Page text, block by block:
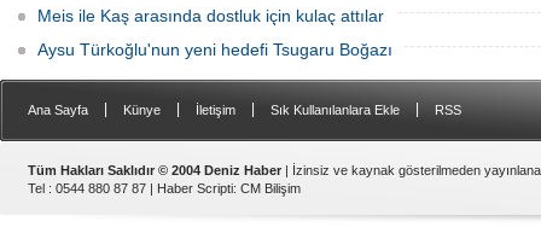
Meis ile Kaş arasında dostluk için kulaç attılar
Aysu Türkoğlu'nun yeni hedefi Tsugaru Boğazı
Ana Sayfa Künye İletişim Sık Kullanılanlara Ekle RSS
Tüm Hakları Saklıdır © 2004 Deniz Haber | İzinsiz ve kaynak gösterilmeden
Tel : 0544 880 87 87 | Haber Scripti: CM Bilişim